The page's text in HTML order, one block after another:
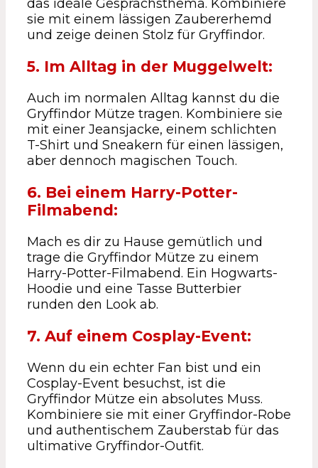
das ideale Gesprächsthema. Kombiniere
sie mit einem lässigen Zaubererhemd
und zeige deinen Stolz für Gryffindor.
5. Im Alltag in der Muggelwelt:
Auch im normalen Alltag kannst du die
Gryffindor Mütze tragen. Kombiniere sie
mit einer Jeansjacke, einem schlichten
T-Shirt und Sneakern für einen lässigen,
aber dennoch magischen Touch.
6. Bei einem Harry-Potter-
Filmabend:
Mach es dir zu Hause gemütlich und
trage die Gryffindor Mütze zu einem
Harry-Potter-Filmabend. Ein Hogwarts-
Hoodie und eine Tasse Butterbier
runden den Look ab.
7. Auf einem Cosplay-Event:
Wenn du ein echter Fan bist und ein
Cosplay-Event besuchst, ist die
Gryffindor Mütze ein absolutes Muss.
Kombiniere sie mit einer Gryffindor-Robe
und authentischem Zauberstab für das
ultimative Gryffindor-Outfit.